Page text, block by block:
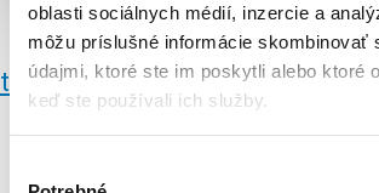
oblasti sociálnych médií, inzercie a
môžu príslušné informácie skombinovať
údajmi, ktoré ste im poskytli alebo ktoré
keď ste používali ich služby.
Aktuality - Triatlon
triatlon pre všetkých